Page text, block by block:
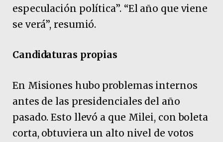
especulación política”. “El año que viene
se verá”, resumió.
Candidaturas propias
En Misiones hubo problemas internos
antes de las presidenciales del año
pasado. Esto llevó a que Milei, con boleta
corta, obtuviera un alto nivel de votos